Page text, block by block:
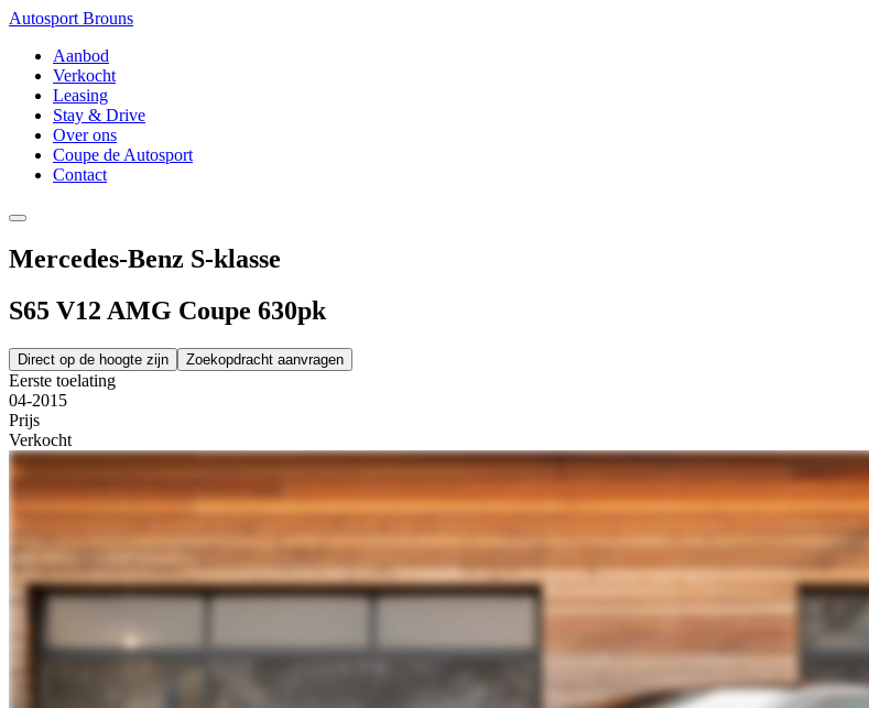
Autosport Brouns
Aanbod
Verkocht
Leasing
Stay & Drive
Over ons
Coupe de Autosport
Contact
Mercedes-Benz S-klasse
S65 V12 AMG Coupe 630pk
Direct op de hoogte zijn Zoekopdracht aanvragen
Eerste toelating
04-2015
Prijs
Verkocht